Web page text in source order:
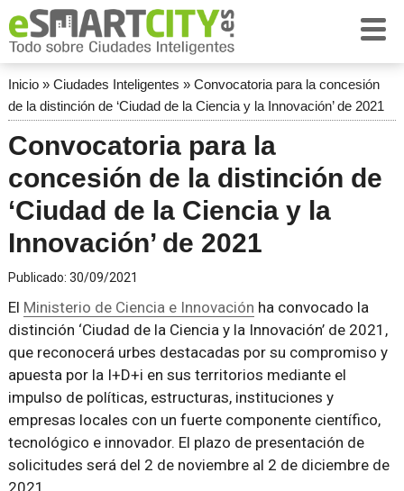
Inicio» Ciudades Inteligentes » Convocatoria para la concesión
de la distinción de ‘Ciudad de la Ciencia y la Innovación’ de 2021
Convocatoria para la
concesión de la distinción de
‘Ciudad de la Ciencia y la
Innovación’ de 2021
Publicado: 30/09/2021
El Ministerio de Ciencia e Innovación ha convocado la
distinción ‘Ciudad de la Ciencia y la Innovación’ de 2021,
que reconocerá urbes destacadas por su compromiso y
apuesta por la I+D+i en sus territorios mediante el
impulso de políticas, estructuras, instituciones y
empresas locales con un fuerte componente científico,
tecnológico e innovador. El plazo de presentación de
solicitudes será del 2 de noviembre al 2 de diciembre de
2021.